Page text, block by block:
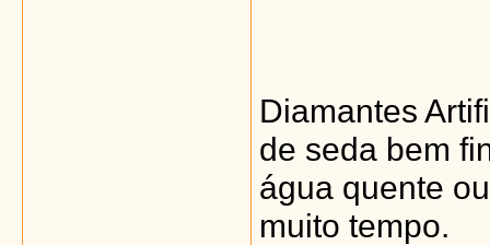
Diamantes
de seda bem
água quente
muito tempo.